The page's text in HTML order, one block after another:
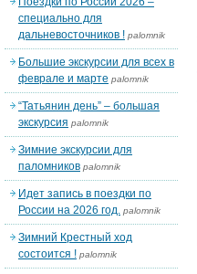
специально для
дальневосточников ! palomnik
Большие экскурсии для всех в
феврале и марте palomnik
“Татьянин день” – большая
экскурсия palomnik
Зимние экскурсии для
паломников palomnik
Идет запись в поездки по
России на 2026 год. palomnik
Зимний Крестный ход
состоится ! palomnik